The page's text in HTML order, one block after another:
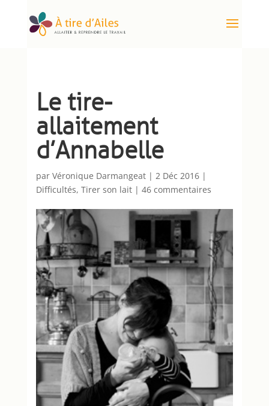
Le tire-
allaitement
d’Annabelle
par Véronique Darmangeat| 2 Déc 2016|
Difficultés, Tirer son lait| 46 commentaires